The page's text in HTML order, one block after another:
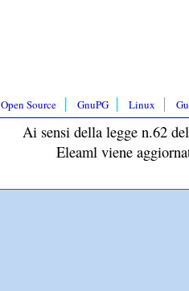
Open Source GnuPG Linux
Ai sensi della legge n.62
Eleaml viene